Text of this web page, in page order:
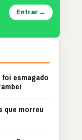
Entrar →
esmagado
que morreu